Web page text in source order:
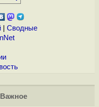
| Сводные
Важное